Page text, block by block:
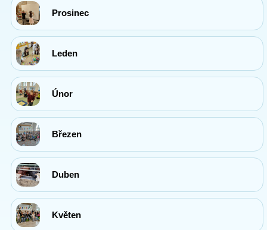
Prosinec
Leden
Únor
Březen
Duben
Květen